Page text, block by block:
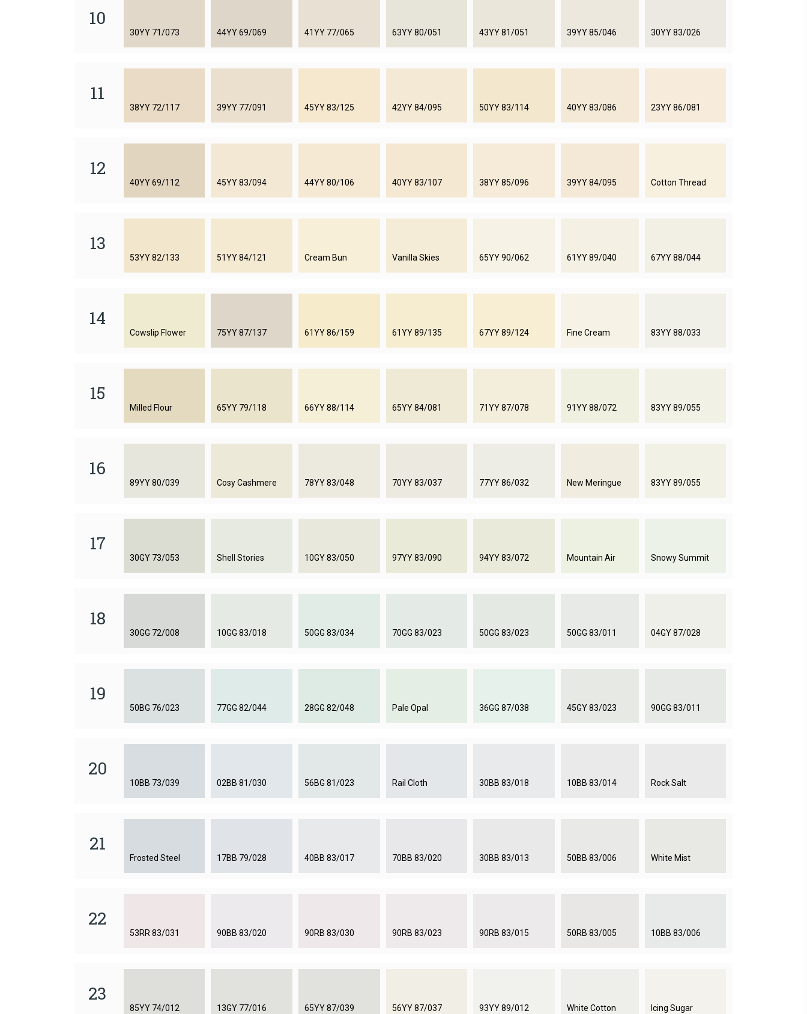
10
30YY 71/073 44YY 69/069 41YY 77/065 63YY 80/051 43YY 81/051 39YY 85/046 30YY 83/026
11
38YY 72/117 39YY 77/091 45YY 83/125 42YY 84/095 50YY 83/114 40YY 83/086 23YY 86/081
12
40YY 69/112 45YY 83/094 44YY 80/106 40YY 83/107 38YY 85/096 39YY 84/095 Cotton Thread
13
53YY 82/133 51YY 84/121 Cream Bun Vanilla Skies 65YY 90/062 61YY 89/040 67YY 88/044
14
Cowslip Flower 75YY 87/137 61YY 86/159 61YY 89/135 67YY 89/124 Fine Cream 83YY 88/033
15
Milled Flour 65YY 79/118 66YY 88/114 65YY 84/081 71YY 87/078 91YY 88/072 83YY 89/055
16
89YY 80/039 Cosy Cashmere 78YY 83/048 70YY 83/037 77YY 86/032 New Meringue 83YY 89/055
17
30GY 73/053 Shell Stories 10GY 83/050 97YY 83/090 94YY 83/072 Mountain Air Snowy Summit
18
30GG 72/008 10GG 83/018 50GG 83/034 70GG 83/023 50GG 83/023 50GG 83/011 04GY 87/028
19
50BG 76/023 77GG 82/044 28GG 82/048 Pale Opal 36GG 87/038 45GY 83/023 90GG 83/011
20
10BB 73/039 02BB 81/030 56BG 81/023 Rail Cloth 30BB 83/018 10BB 83/014 Rock Salt
21
Frosted Steel 17BB 79/028 40BB 83/017 70BB 83/020 30BB 83/013 50BB 83/006 White Mist
22
53RR 83/031 90BB 83/020 90RB 83/030 90RB 83/023 90RB 83/015 50RB 83/005 10BB 83/006
23
85YY 74/012 13GY 77/016 65YY 87/039 56YY 87/037 93YY 89/012 White Cotton Icing Sugar